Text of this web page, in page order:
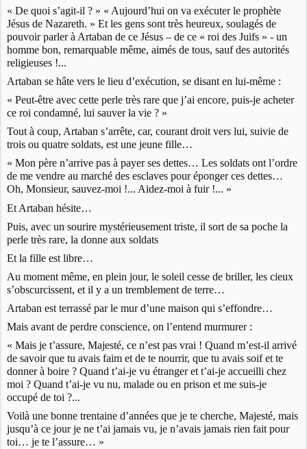
« De quoi s’agit-il ? » « Aujourd’hui on va exécuter le prophète
Jésus de Nazareth. » Et les gens sont très heureux, soulagés de
pouvoir parler à Artaban de ce Jésus – de ce « roi des Juifs » - un
homme bon, remarquable même, aimés de tous, sauf des autorités
religieuses !...
Artaban se hâte vers le lieu d’exécution, se disant en lui-même :
« Peut-être avec cette perle très rare que j’ai encore, puis-je acheter
ce roi condamné, lui sauver la vie ? »
Tout à coup, Artaban s’arrête, car, courant droit vers lui, suivie de
trois ou quatre soldats, est une jeune fille…
« Mon père n’arrive pas à payer ses dettes… Les soldats ont l’ordre
de me vendre au marché des esclaves pour éponger ces dettes…
Oh, Monsieur, sauvez-moi !... Aidez-moi à fuir !... »
Et Artaban hésite…
Puis, avec un sourire mystérieusement triste, il sort de sa poche la
perle très rare, la donne aux soldats
Et la fille est libre…
Au moment même, en plein jour, le soleil cesse de briller, les cieux
s’obscurcissent, et il y a un tremblement de terre…
Artaban est terrassé par le mur d’une maison qui s’effondre…
Mais avant de perdre conscience, on l’entend murmurer :
« Mais je t’assure, Majesté, ce n’est pas vrai ! Quand m’est-il arrivé
de savoir que tu avais faim et de te nourrir, que tu avais soif et te
donner à boire ? Quand t’ai-je vu étranger et t’ai-je accueilli chez
moi ? Quand t’ai-je vu nu, malade ou en prison et me suis-je
occupé de toi ?...
Voilà une bonne trentaine d’années que je te cherche, Majesté, mais
jusqu’à ce jour je ne t’ai jamais vu, je n’avais jamais rien fait pour
toi… je te l’assure… »